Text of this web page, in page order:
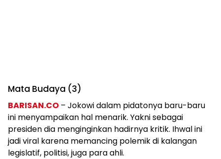
Mata Budaya (3)
BARISAN.CO – Jokowi dalam pidatonya baru-baru
ini menyampaikan hal menarik. Yakni sebagai
presiden dia menginginkan hadirnya kritik. Ihwal ini
jadi viral karena memancing polemik di kalangan
legislatif, politisi, juga para ahli.